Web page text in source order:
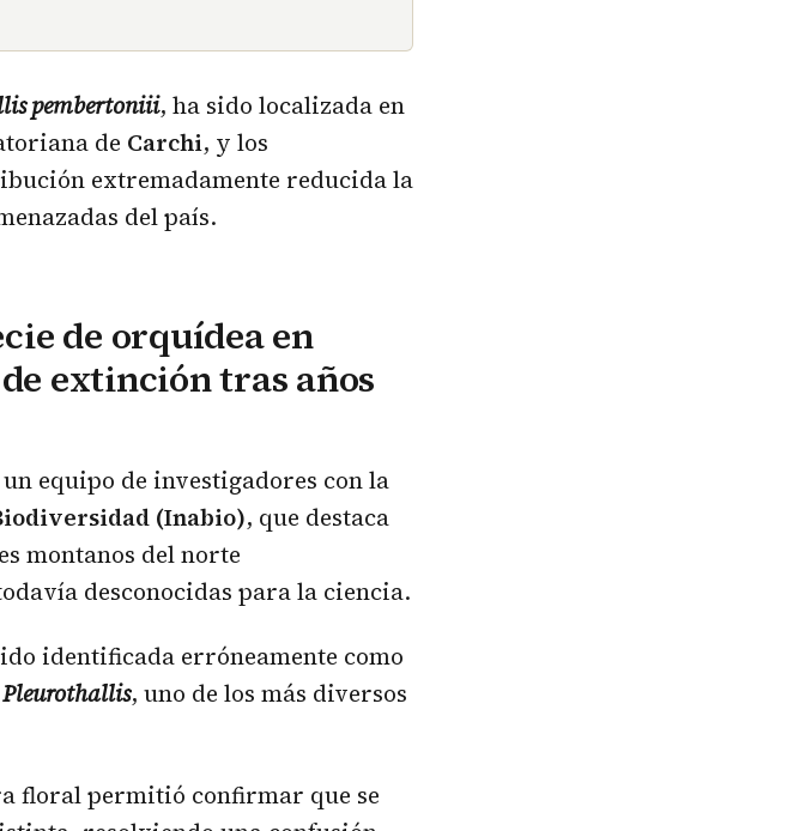
pembertoniii, ha sido localizada en
de Carchi, y los
extremadamente reducida la
del país.
de orquídea en
extinción tras años
equipo de investigadores con la
(Inabio), que destaca
montanos del norte
desconocidas para la ciencia.
identificada erróneamente como
Pleurothallis, uno de los más diversos
floral permitió confirmar que se